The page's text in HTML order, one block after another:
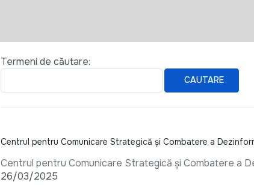
Formular de căutare
Termeni de căutare:
CAUTARE
Centrul pentru Comunicare Strategică și Combatere a
Centrul pentru Comunicare Strategică și Combatere a
26/03/2025